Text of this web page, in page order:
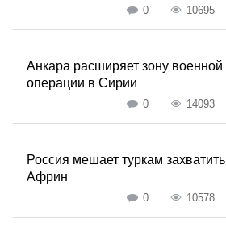
0 10695
Анкара расширяет зону военной
операции в Сирии
0 14093
Россия мешает туркам захватить
Африн
0 10578